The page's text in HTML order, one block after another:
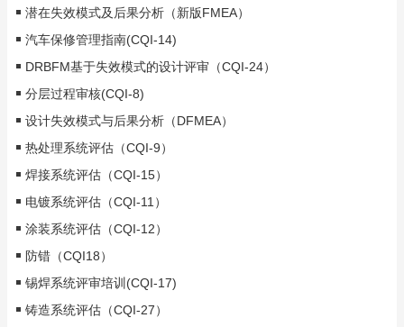
潜在失效模式及后果分析（新版FMEA）
汽车保修管理指南(CQI-14)
DRBFM基于失效模式的设计评审（CQI-24）
分层过程审核(CQI-8)
设计失效模式与后果分析（DFMEA）
热处理系统评估（CQI-9）
焊接系统评估（CQI-15）
电镀系统评估（CQI-11）
涂装系统评估（CQI-12）
防错（CQI18）
锡焊系统评审培训(CQI-17)
铸造系统评估（CQI-27）